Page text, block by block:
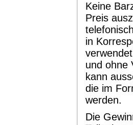
Keine
Preis
in
und ohne
kann
die im
werden.
Die